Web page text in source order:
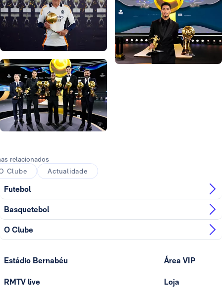
relacionados
Clube
Actualidade
Futebol
Basquetebol
O Clube
Estádio Bernabéu
RMTV live
Área VIP
Loja